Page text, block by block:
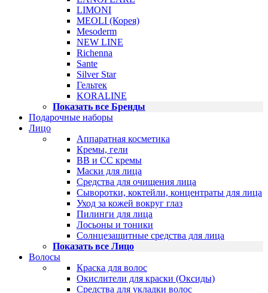
LIMONI
MEOLI (Корея)
Mesoderm
NEW LINE
Richenna
Sante
Silver Star
Гельтек
KORALINE
Показать все Бренды
Подарочные наборы
Лицо
Аппаратная косметика
Кремы, гели
BB и CC кремы
Маски для лица
Средства для очищения лица
Сыворотки, коктейли, концентраты для лица
Уход за кожей вокруг глаз
Пилинги для лица
Лосьоны и тоники
Солнцезащитные средства для лица
Показать все Лицо
Волосы
Краска для волос
Окислители для краски (Оксиды)
Средства для укладки волос